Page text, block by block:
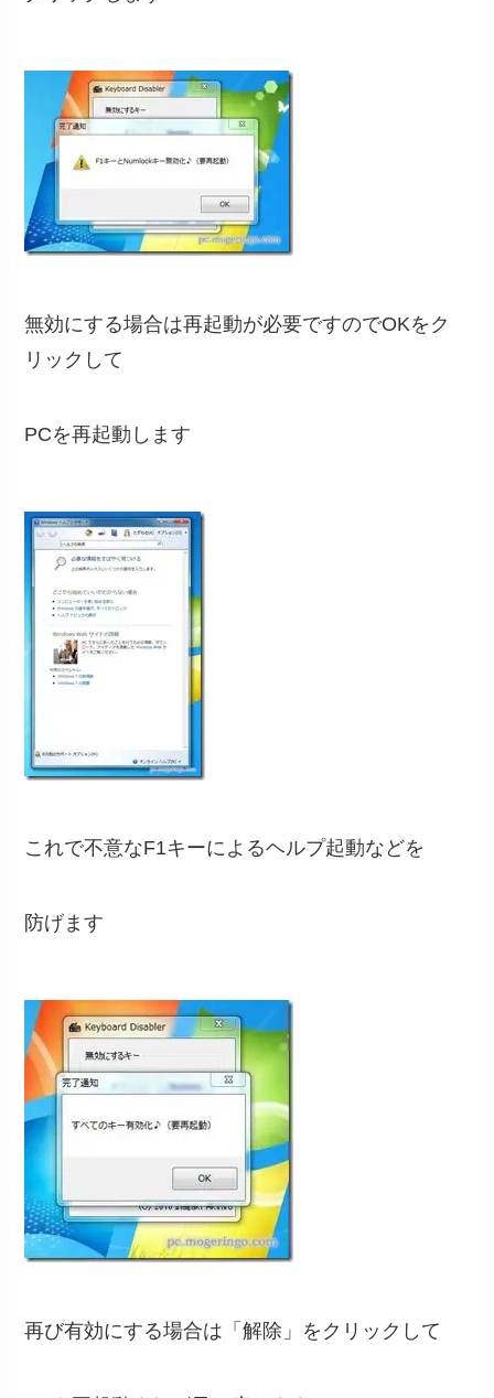
無効にする場合は再起動が必要ですのでOKをク
リックして
PCを再起動します
これで不意なF1キーによるヘルプ起動などを
防げます
再び有効にする場合は「解除」をクリックして